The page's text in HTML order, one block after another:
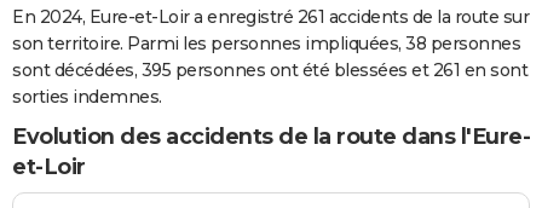
Destinations
City break
Voyage nature
Voyage de noces
Forum
Climat
+
GUIDES D'ACHAT
BONS PLANS
CARTE DE VOEUX
En 2024, Eure-et-Loir a enregistré 261 accidents de la route sur
son territoire. Parmi les personnes impliquées, 38 personnes
sont décédées, 395 personnes ont été blessées et 261 en sont
sorties indemnes.
Evolution des accidents de la route dans l'Eure-
et-Loir